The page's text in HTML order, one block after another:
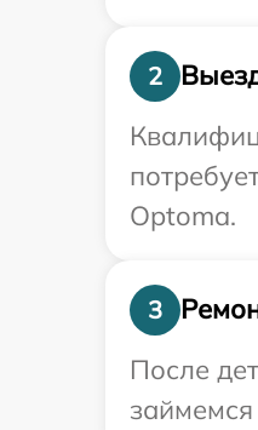
2
Optoma.
3
После